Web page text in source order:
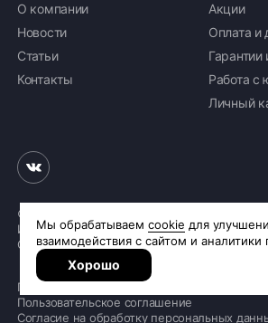
О компании
Новости
Статьи
Контакты
Акции
Оплата и
Гарантии
Работа с
Личный
© 2026 «Шинное бюро Шлепакова»
Интернет-магазин шин и дисков
Сделано вR.class
Политика обработки персональных данных
Пользовательское соглашение
Согласие на обработку персональных